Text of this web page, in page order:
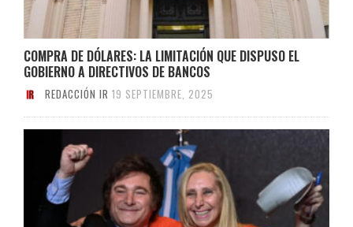
COMPRA DE DÓLARES: LA LIMITACIÓN QUE DISPUSO EL
GOBIERNO A DIRECTIVOS DE BANCOS
REDACCIÓN IR 19 SEPTIEMBRE, 2025